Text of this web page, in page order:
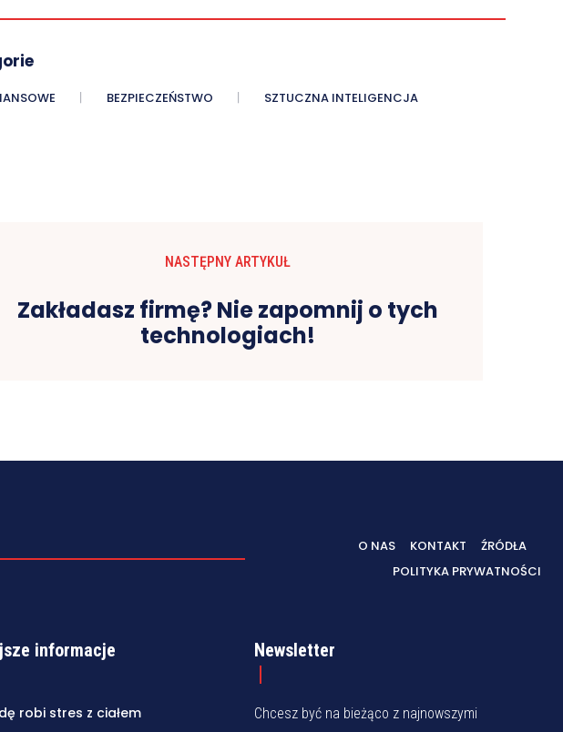
BEZPIECZEŃSTWO SZTUCZNA INTELIGENCJA
NASTĘPNY ARTYKUŁ
Zakładasz firmę? Nie zapomnij o tych
technologiach!
O NAS KONTAKT
ŹRÓDŁA
POLITYKA PRYWATNOŚCI
informacje
robi stres z ciałem
Newsletter
Chcesz być na bieżąco z najnowszymi